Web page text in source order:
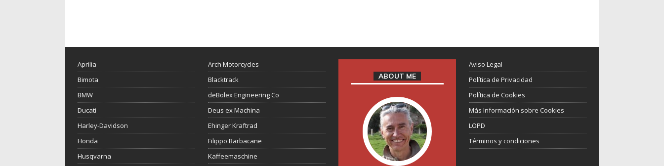
Aprilia
Bimota
BMW
Ducati
Harley-Davidson
Honda
Husqvarna
Arch Motorcycles
Blacktrack
deBolex Engineering Co
Deus ex Machina
Ehinger Kraftrad
Filippo Barbacane
Kaffeemaschine
ABOUT ME
Aviso Legal
Política de Privacidad
Política de Cookies
Más Información sobre Cookies
LOPD
Términos y condiciones